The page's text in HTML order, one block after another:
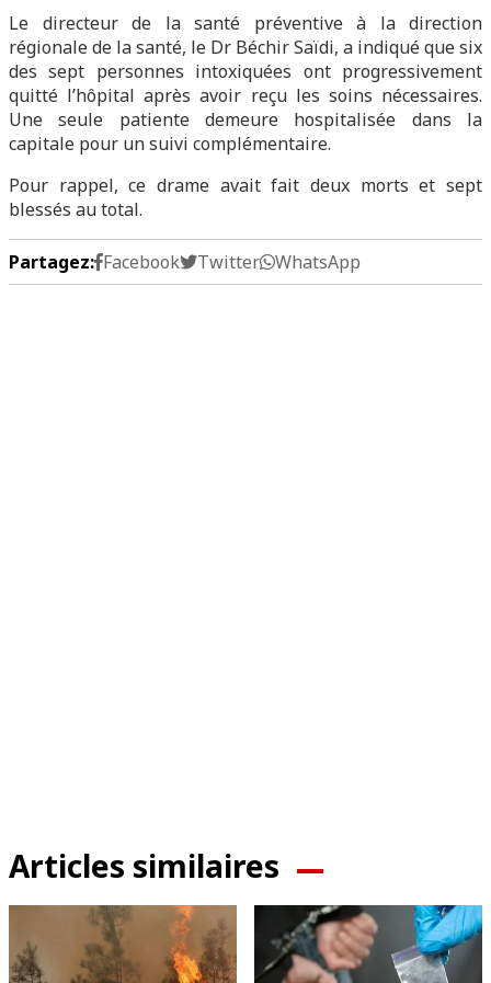
Le directeur de la santé préventive à la direction
régionale de la santé, le Dr Béchir Saïdi, a indiqué que six
des sept personnes intoxiquées ont progressivement
quitté l’hôpital après avoir reçu les soins nécessaires.
Une seule patiente demeure hospitalisée dans la
capitale pour un suivi complémentaire.
Pour rappel, ce drame avait fait deux morts et sept
blessés au total.
Partagez: Facebook Twitter WhatsApp
Articles similaires